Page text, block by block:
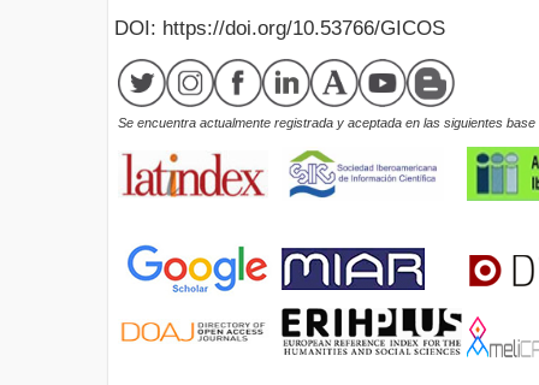
DOI: https://doi.org/10.53766/GICOS
Se encuentra actualmente registrada y aceptada en las siguientes